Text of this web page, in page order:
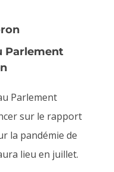
Parlement
Parlement
sur le rapport
la pandémie de
lieu en juillet.